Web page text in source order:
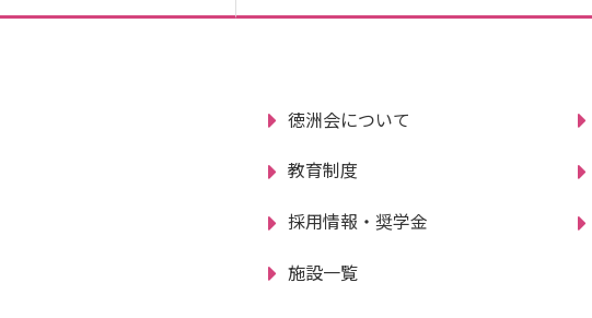
徳洲会について
教育制度
採用情報・奨学金
施設一覧